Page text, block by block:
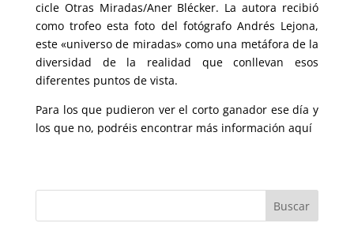
cicle Otras Miradas/Aner Blécker. La autora recibió
como trofeo esta foto del fotógrafo Andrés Lejona,
este «universo de miradas» como una metáfora de la
diversidad de la realidad que conllevan esos
diferentes puntos de vista.
Para los que pudieron ver el corto ganador ese día y
los que no, podréis encontrar más información aquí